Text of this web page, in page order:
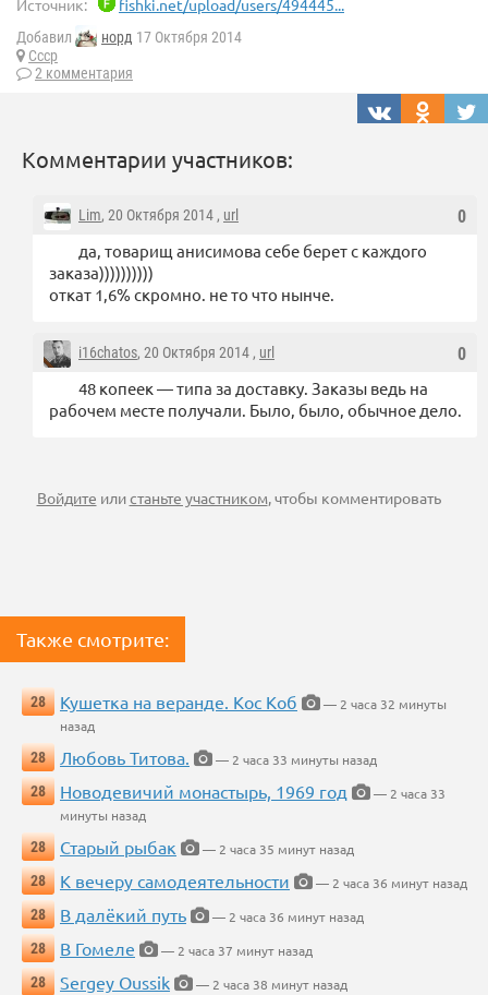
Источник: fishki.net/upload/users/494445...
Добавил норд 17 Октября 2014
Ссср
2 комментария
Комментарии участников:
0
Lim, 20 Октября 2014 , url
да, товарищ анисимова себе берет с каждого
заказа))))))))))
откат 1,6% скромно. не то что нынче.
0
i16chatos, 20 Октября 2014 , url
48 копеек — типа за доставку. Заказы ведь на
рабочем месте получали. Было, было, обычное дело.
Войдите илистаньте участником, чтобы комментировать
Также смотрите:
28 Кушетка на веранде. Кос Коб
— 2 часа 32 минуты
назад
28
Любовь Титова.
— 2 часа 33 минуты назад
28
Новодевичий монастырь, 1969 год
— 2 часа 33
минуты назад
28
Старый рыбак
— 2 часа 35 минут назад
28
К вечеру самодеятельности
— 2 часа 36 минут назад
28
В далёкий путь
— 2 часа 36 минут назад
28
В Гомеле
— 2 часа 37 минут назад
28
Sergey Oussik
— 2 часа 38 минут назад